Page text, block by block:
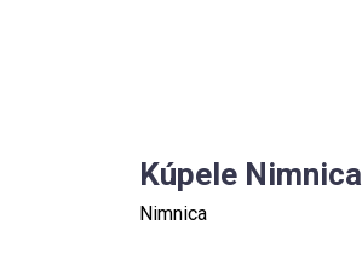
Kúpele Nimnica
Nimnica